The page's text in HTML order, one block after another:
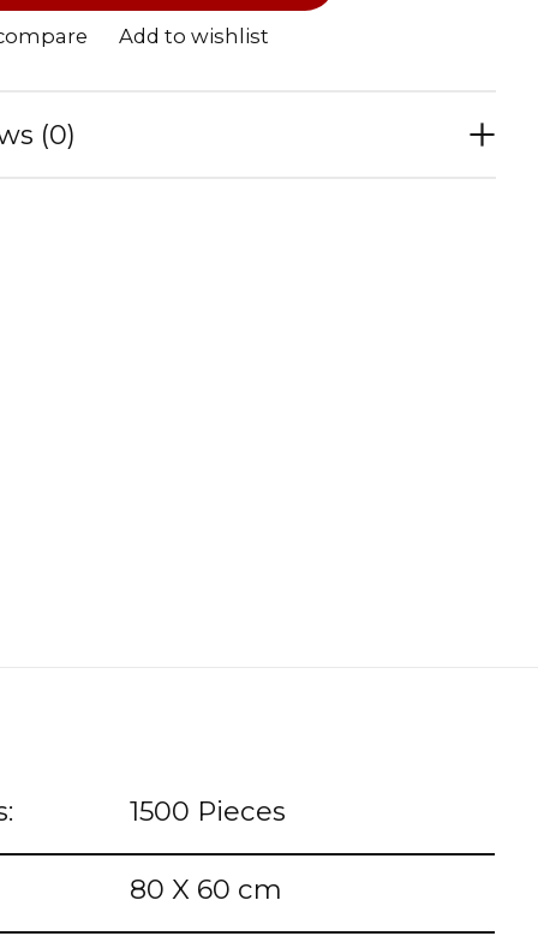
Add to wishlist
(0)
1500 Pieces
80 X 60 cm